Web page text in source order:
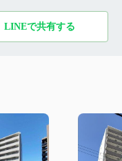
LINEで共有する